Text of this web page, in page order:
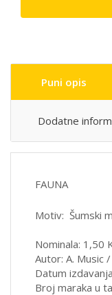
Puni opis
Dodatne
FAUNA
Motiv: Šumski
Nominala: 1,50
Autor: A. Music
Datum
Broj maraka u